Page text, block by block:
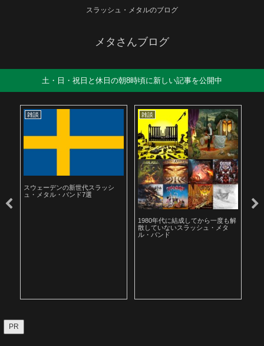
スラッシュ・メタルのブログ
メタさんブログ
土・日・祝日と休日の朝8時頃に新しい記事を公開中
雑談
スウェーデンの新世代スラッシ
ュ・メタル・バンド7選
雑談
1980年代に結成してから一度も解
散していないスラッシュ・メタ
ル・バンド
PR